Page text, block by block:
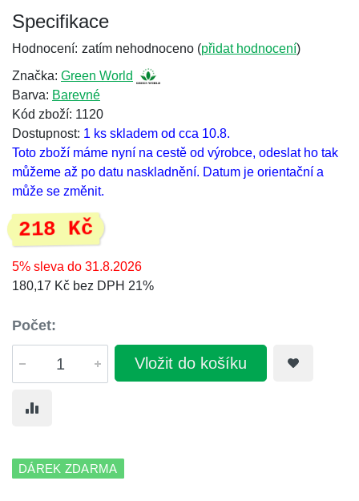
Specifikace
Hodnocení: zatím nehodnoceno (přidat hodnocení)
Značka: Green World
Barva: Barevné
Kód zboží: 1120
Dostupnost: 1 ks skladem od cca 10.8.
Toto zboží máme nyní na cestě od výrobce, odeslat ho tak
můžeme až po datu naskladnění. Datum je orientační a
může se změnit.
218 Kč
5% sleva do 31.8.2026
180,17 Kč bez DPH 21%
Počet:
Vložit do košíku
DÁREK ZDARMA